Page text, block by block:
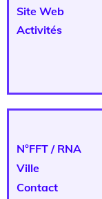
Site Web
Activités
N°FFT / RNA
Ville
Contact